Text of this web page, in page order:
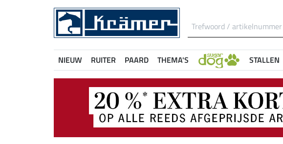
NIEUW RUITER PAARD THEMA'S STALLEN